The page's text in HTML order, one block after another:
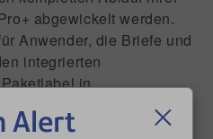
Alert
abgewickelt werden.
Anwender, die Briefe und
integrierten
in
Gerät erstellt.